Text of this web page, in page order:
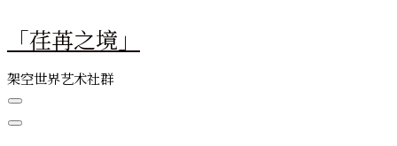
西
吗?
「荏苒之境」
架空世界艺术社群